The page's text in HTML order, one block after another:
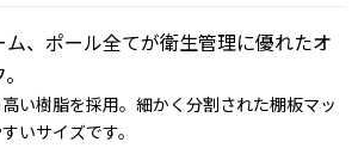
、ポール全てが衛生管理に優れたオ
い樹脂を採用。細かく分割された棚板マッ
いサイズです。